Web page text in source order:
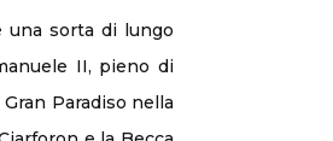
una sorta di lungo
II, pieno di
Paradiso nella